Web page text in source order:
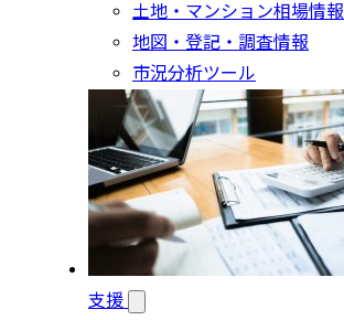
土地・マンション相場情報
地図・登記・調査情報
市況分析ツール
支援